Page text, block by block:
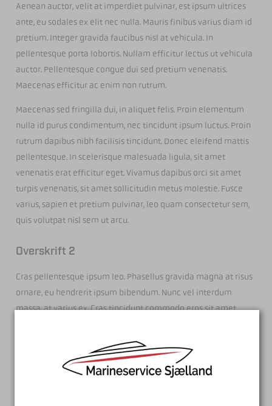
Aenean auctor, velit at imperdiet pulvinar, est ipsum ultrices
ante, eu sodales ex elit nec nulla. Mauris finibus varius diam id
pretium. Integer gravida faucibus nisl at vehicula. In
pellentesque porta lobortis. Nullam efficitur lectus ut vehicula
auctor. Pellentesque congue dui sed pretium venenatis.
Maecenas efficitur ac enim non rutrum.
Maecenas sed fringilla dui, in aliquet felis. Proin elementum
nulla id purus condimentum, nec tincidunt ipsum luctus. Proin
rutrum dapibus nibh facilisis tincidunt. Donec eleifend mattis
pellentesque. In scelerisque malesuada ligula, sit amet
venenatis erat efficitur eget. Vivamus dapibus orci sit amet
turpis venenatis, sit amet sollicitudin metus molestie. Fusce
varius, sapien et pretium pulvinar, leo quam consectetur sem,
quis volutpat nisl sem ut arcu.
Overskrift 2
Cras pellentesque ipsum leo. Phasellus gravida magna at risus
ornare, eu hendrerit ipsum bibendum. Nunc vel interdum
massa, at varius ex. Cras tincidunt commodo eros sit amet
sagittis nulla. Ut nec lacus rhoncus, sodales neque sit amet,
aliquet dolor. Integer sit amet vestibulum neque. Integer
aliquam est sed dignissim hendrerit. Donec lobortis odio at